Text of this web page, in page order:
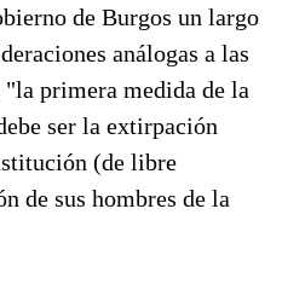
de Burgos un largo
análogas a las
primera medida de la
ser la extirpación
(de libre
de sus hombres de la